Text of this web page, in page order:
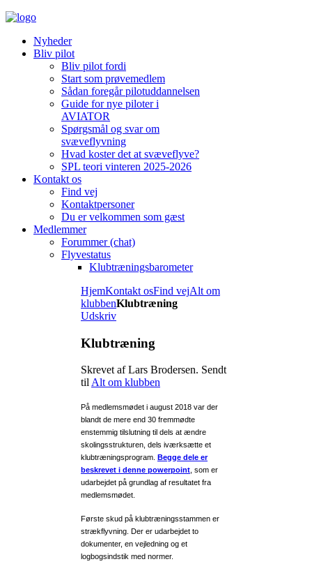
Nyheder
Bliv pilot
Bliv pilot fordi
Start som prøvemedlem
Sådan foregår pilotuddannelsen
Guide for nye piloter i
AVIATOR
Spørgsmål og svar om
svæveflyvning
Hvad koster det at svæveflyve?
SPL teori vinteren 2025-2026
Kontakt os
Find vej
Kontaktpersoner
Du er velkommen som gæst
Medlemmer
Forummer (chat)
Flyvestatus
Klubtræningsbarometer
HjemKontakt osFind vejAlt om
klubbenKlubtræning
Udskriv
Klubtræning
Skrevet af Lars Brodersen. Sendt
tilAlt om klubben
På medlemsmødet i august 2018 var der
blandt de mere end 30 fremmødte
enstemmig tilslutning til dels at ændre
skolingsstrukturen, dels iværksætte et
klubtræningsprogram. Begge dele er
beskrevet i denne powerpoint, som er
udarbejdet på grundlag af resultatet fra
medlemsmødet.
Første skud på klubtræningsstammen er
strækflyvning. Der er udarbejdet to
dokumenter, en vejledning og et
logbogsindstik med normer.